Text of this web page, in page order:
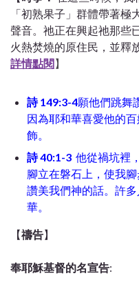
「初熟果子」群體帶著
聲音。祂正在興起祂那些
火熱焚燒的原住民，並釋
詳情點閱】
詩 149:3-4願他們跳舞
因為耶和華喜愛他的
飾。
詩 40:1-3 他從禍坑裡
腳立在磐石上，使我
讚美我們神的話。許
華。
【禱告】
奉耶穌基督的名宣告: